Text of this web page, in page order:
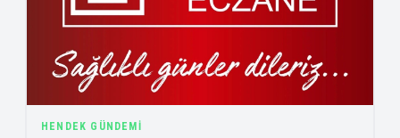
HENDEK GÜNDEMI